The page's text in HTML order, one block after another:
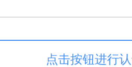
点击按钮进行